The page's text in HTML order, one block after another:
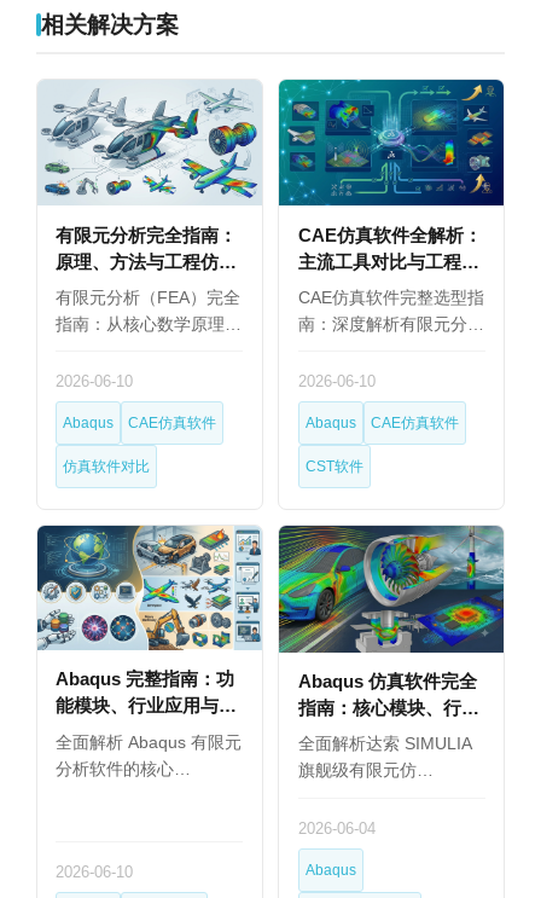
相关解决方案
有限元分析完全指南：
原理、方法与工程仿真
软件选型（2026）
有限元分析（FEA）完全
指南：从核心数学原理…
2026-06-10
Abaqus CAE仿真软件
仿真软件对比
CAE仿真软件全解析：
主流工具对比与工程师
选型指南
CAE仿真软件完整选型指
南：深度解析有限元分…
2026-06-10
Abaqus CAE仿真软件
CST软件
Abaqus 完整指南：功
能模块、行业应用与选
型建议（2026）
全面解析 Abaqus 有限元
分析软件的核心…
2026-06-10
Abaqus 仿真软件完全
指南：核心模块、行业
应用与选型建议
全面解析达索 SIMULIA
旗舰级有限元仿…
2026-06-04
Abaqus